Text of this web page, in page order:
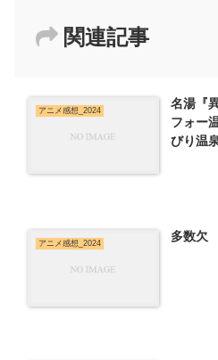
関連記事
アニメ感想_2024
名湯『
フォー
びり温
アニメ感想_2024 多数欠